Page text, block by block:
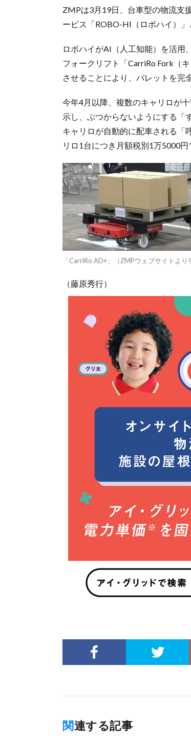
ZMPは3月19日、台車型の物流支
ービス「ROBO-HI（ロボハイ）
ロボハイがAI（人工知能）を活用
フォークリフト「CarriRo Fork（
させることにより、パレットを完
今年4月以降、複数のキャリロが
示し、ぶつからないようにする「
キャリロが自動的に配車される「
リロ1台につき月額税別1万5000円
「CarriRo AD+」（ZMPウェブサイトより
（藤原秀行）
関連する記事